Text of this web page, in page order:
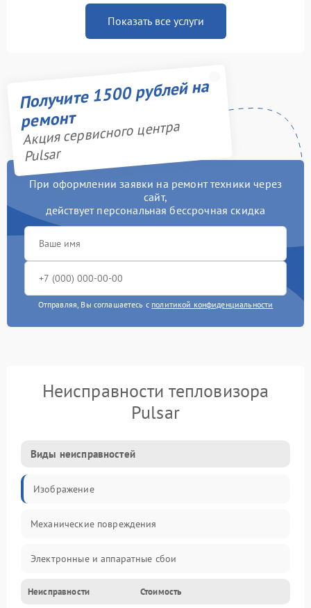
Показать все услуги
Получите 1500 рублей на
ремонт
Акция сервисного центра
Pulsar
При оформлении заявки на ремонт техники через
сайт,
действует персональная бессрочная скидка
Отправляя, Вы соглашаетесь с политикой конфиденциальности
Неисправности тепловизора
Pulsar
Виды неисправностей
Изображение
Механические повреждения
Электронные и аппаратные сбои
Неисправности сенсора и оптики
Неисправности Стоимость